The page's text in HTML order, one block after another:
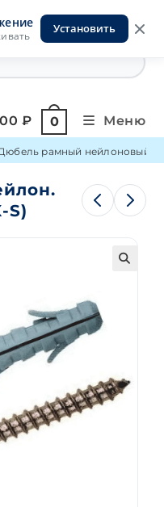
Установить
Горской
₽ 0 Меню
рамный нейлоновый
S)